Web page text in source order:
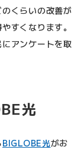
くらいの改善が
すくなります。
アンケートを取
光
BIGLOBE光がお